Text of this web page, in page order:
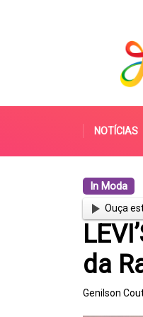
NOTÍCIAS
In Moda
Ouça
da
Genilson